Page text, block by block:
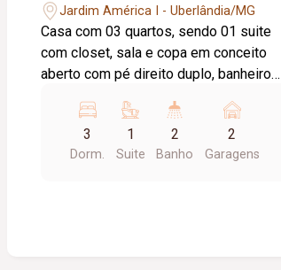
Jardim América I - Uberlândia/MG
Casa com 03 quartos, sendo 01 suite
com closet, sala e copa em conceito
aberto com pé direito duplo, banheiro
gourmet, garagem, armários planejados
(cozinha, closet, banheiro e espaço
gourmet), piso em porcelanato, cerca
3
Dorm.
1
Suite
2
Banho
2
Garagens